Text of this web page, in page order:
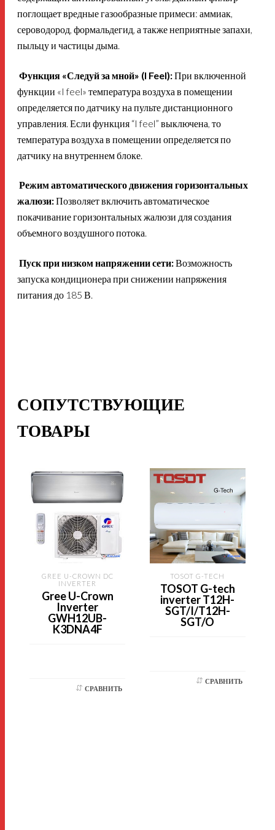
поглощает вредные газообразные примеси: аммиак,
сероводород, формальдегид, а также неприятные запахи,
пыльцу и частицы дыма.
Функция «Следуй за мной» (I Feel):При включенной
функции «I feel» температура воздуха в помещении
определяется по датчику на пульте дистанционного
управления. Если функция “I feel” выключена, то
температура воздуха в помещении определяется по
датчику на внутреннем блоке.
Режим автоматического движения горизонтальных
жалюзи:Позволяет включить автоматическое
покачивание горизонтальных жалюзи для создания
объемного воздушного потока.
Пуск при низком напряжении сети:Возможность
запуска кондиционера при снижении напряжения
питания до 185 В.
СОПУТСТВУЮЩИЕ
ТОВАРЫ
GREE U-CROWN DC
INVERTER
Gree U-Crown
Inverter
GWH12UB-
K3DNA4F
СРАВНИТЬ
TOSOT G-TECH
TOSOT G-tech
inverter T12H-
SGT/I/T12H-
SGT/O
СРАВНИТЬ